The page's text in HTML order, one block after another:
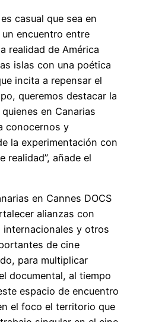
casual que sea en
encuentro entre
realidad de América
islas con una poética
incita a repensar el
queremos destacar la
en Canarias
conocernos y
la experimentación con
realidad”, añade el
en Cannes DOCS
alianzas con
y otros
de cine
para multiplicar
documental, al tiempo
espacio de encuentro
el foco el territorio que